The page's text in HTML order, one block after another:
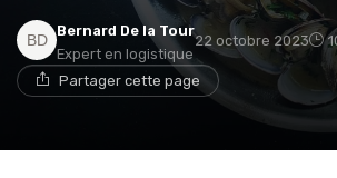
Bernard De la Tour
Expert en logistique
22 octobre 2023
Partager cette page